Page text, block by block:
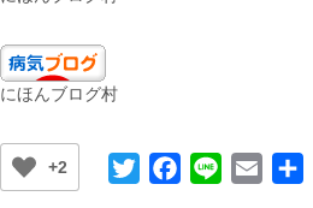
にほんブログ村
+2 TwitterFacebook
Line Email